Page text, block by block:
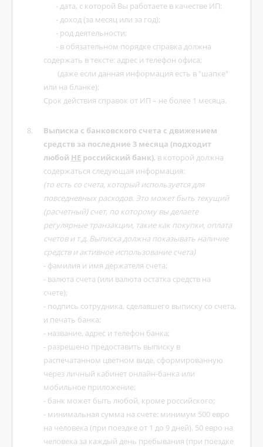
- дата, с которой Вы работаете в качестве ИП;
- доход (за месяц или за год);
- род деятельности;
- в обязательном порядке справка должна
содержать в тексте: адрес и телефон офиса;
(даже если данная информация есть в "шапке"
или на бланке);
Срок действия справок от ИП – не более 1 месяца.
Выписка с банковского счета с движением
средств за последние 3 месяца (подходит
любой НЕ российский банк), в которой должна
содержаться следующая информация:
(то есть со счета, который используется для
повседневных расходов. Это может быть текущий
(расчетный) счет, по которому вы делаете
регулярные транзакции, такие как покупки, оплата
счетов и т.д. Выписка должна показывать наличие
средств и активное использование счета)
- фамилия и имя держателя счета;
- валюта счета (или валюта остатка средств на
счете);
- подпись сотрудника, сделавшего выписку со счета,
и печать банка;
- название, адрес и телефон банка;
- разрешено предоставить выписку в
распечатанном цветном виде, сформированную
через личный кабинет онлайн-банка или
мобильное приложение;
- банк может быть любой, кроме российского;
- минимальная сумма на счете: минимум 500 евро
на человека (при поездке от 1 до 9 дней). 50 евро на
человека за каждый день пребывания (при поездке